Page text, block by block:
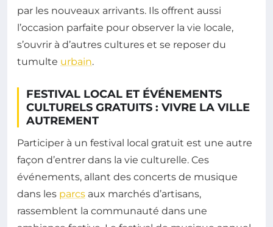
par les nouveaux arrivants. Ils offrent aussi
l’occasion parfaite pour observer la vie locale,
s’ouvrir à d’autres cultures et se reposer du
tumulte urbain.
FESTIVAL LOCAL ET ÉVÉNEMENTS
CULTURELS GRATUITS : VIVRE LA VILLE
AUTREMENT
Participer à un festival local gratuit est une autre
façon d’entrer dans la vie culturelle. Ces
événements, allant des concerts de musique
dans les parcs aux marchés d’artisans,
rassemblent la communauté dans une